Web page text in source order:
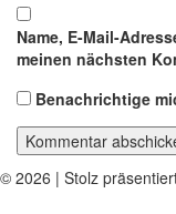
Name, E-Mail-
meinen nächsten
Benachrichtige
© 2026 | Stolz